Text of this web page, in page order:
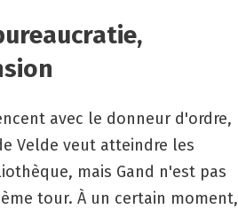
avec le donneur d'ordre,
Velde veut atteindre les
mais Gand n'est pas
tour. À un certain moment,